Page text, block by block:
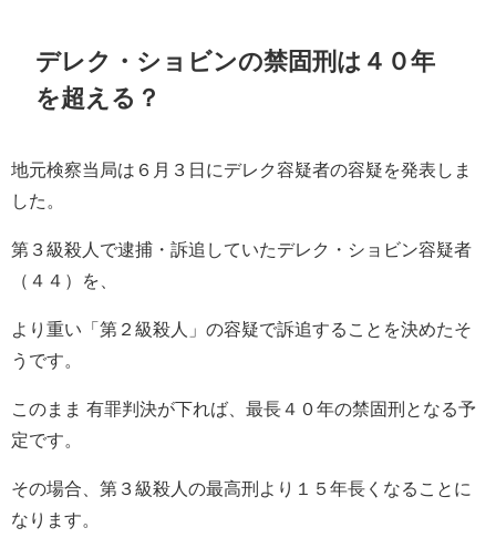
デレク・ショビンの禁固刑は４０年
を超える？
地元検察当局は６月３日にデレク容疑者の容疑を発表しま
した。
第３級殺人で逮捕・訴追していたデレク・ショビン容疑者
（４４）を、
より重い「第２級殺人」の容疑で訴追することを決めたそ
うです。
このまま 有罪判決が下れば、最長４０年の禁固刑となる予
定です。
その場合、第３級殺人の最高刑より１５年長くなることに
なります。